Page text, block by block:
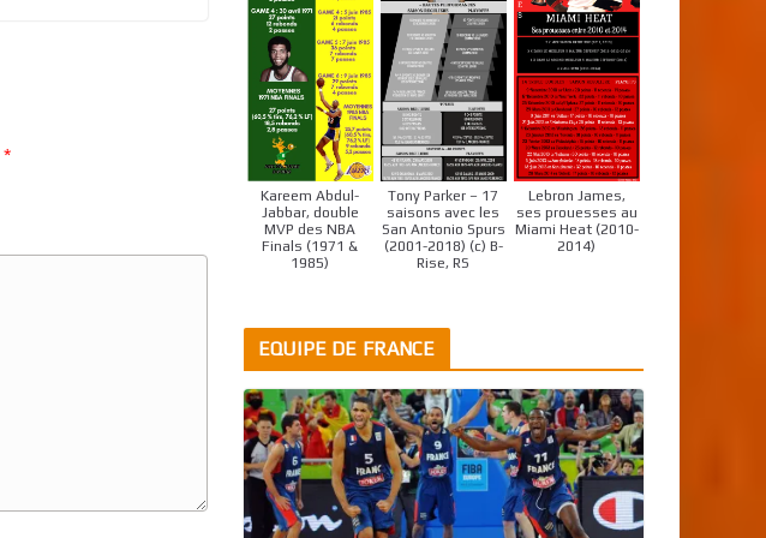
*
Kareem Abdul-
Jabbar, double
MVP des NBA
Finals (1971 &
1985)
Tony Parker – 17
saisons avec les
San Antonio Spurs
(2001-2018) (c) B-
Rise, RS
Lebron James,
ses prouesses au
Miami Heat (2010-
2014)
EQUIPE DE FRANCE